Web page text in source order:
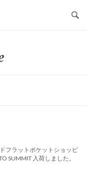
フラットポケットショッピ
SUMMIT 入荷しました。